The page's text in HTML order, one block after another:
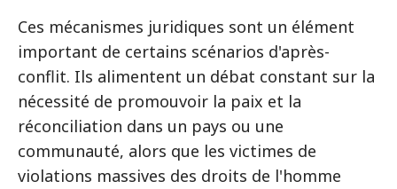
Ces mécanismes juridiques sont un élément
important de certains scénarios d'après-
conflit. Ils alimentent un débat constant sur la
nécessité de promouvoir la paix et la
réconciliation dans un pays ou une
communauté, alors que les victimes de
violations massives des droits de l'homme